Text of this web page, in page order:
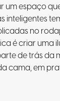
um espaço
inteligentes
no
é criar uma
de trás da
cama, em